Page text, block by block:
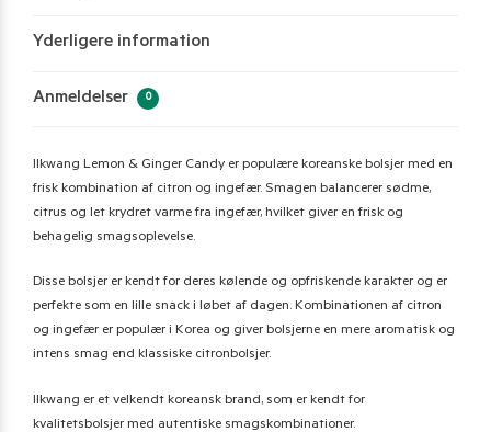
Yderligere information
Anmeldelser 0
Ilkwang Lemon & Ginger Candy er populære koreanske bolsjer med en
frisk kombination af citron og ingefær. Smagen balancerer sødme,
citrus og let krydret varme fra ingefær, hvilket giver en frisk og
behagelig smagsoplevelse.
Disse bolsjer er kendt for deres kølende og opfriskende karakter og er
perfekte som en lille snack i løbet af dagen. Kombinationen af citron
og ingefær er populær i Korea og giver bolsjerne en mere aromatisk og
intens smag end klassiske citronbolsjer.
Ilkwang er et velkendt koreansk brand, som er kendt for
kvalitetsbolsjer med autentiske smagskombinationer.